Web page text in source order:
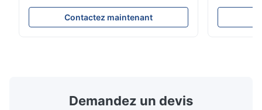
est 100% compatible avec la cloison
originale. Produit : Ressort pneumatique et
airbag No. d'OEM : 06700675190 No. de
Contactez maintenant
d'Audi A6
réparation
Demandez un devis